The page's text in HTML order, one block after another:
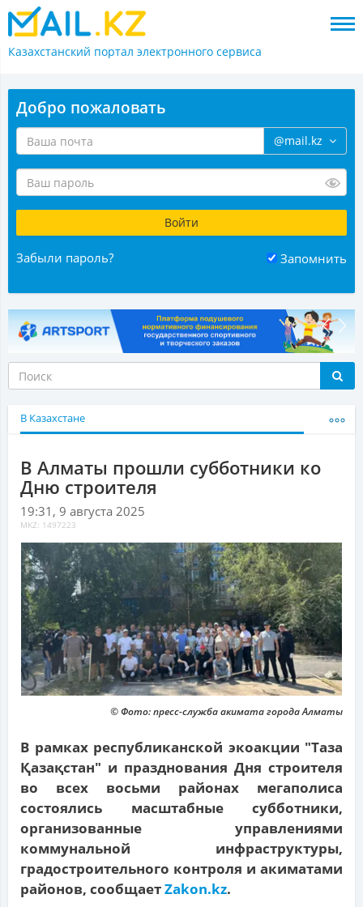
Казахстанский портал электронного сервиса
Добро пожаловать
@mail.kz
Забыли пароль? Запомнить
В Казахстане
В Алматы прошли субботники ко
Дню строителя
19:31, 9 августа 2025
MKZ: 1497223
© Фото: пресс-служба акимата города Алматы
В рамках республиканской экоакции "Таза
Қазақстан" и празднования Дня строителя
во всех восьми районах мегаполиса
состоялись масштабные субботники,
организованные управлениями
коммунальной инфраструктуры,
градостроительного контроля и акиматами
районов, сообщаетZakon.kz.